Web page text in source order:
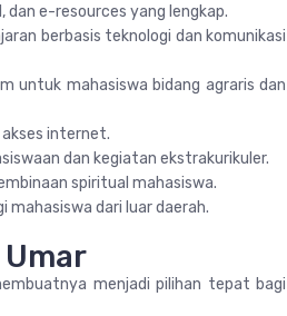
dan e-resources yang lengkap.
berbasis teknologi dan komunikasi
untuk mahasiswa bidang agraris dan
akses internet.
dan kegiatan ekstrakurikuler.
spiritual mahasiswa.
mahasiswa dari luar daerah.
menjadi pilihan tepat bagi